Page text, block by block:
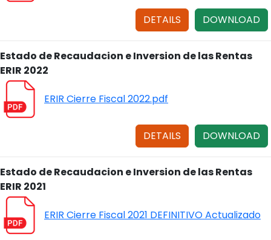
DOWNLOAD
DETAILS
Estado de Recaudacion e Inversion de las Rentas
ERIR 2022
ERIR Cierre Fiscal 2022.pdf
DOWNLOAD
DETAILS
Estado de Recaudacion e Inversion de las Rentas
ERIR 2021
ERIR Cierre Fiscal 2021 DEFINITIVO Actualizado